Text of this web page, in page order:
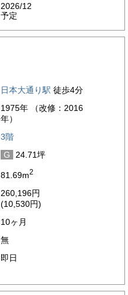
2026/12
予定
日本大通り駅 徒歩4分
1975年 （改修：2016
年）
3階
G
24.71坪
81.69m2
260,196円
(10,530円)
10ヶ月
無
即日